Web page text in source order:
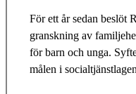
För ett år sedan beslöt
granskning av
för barn och unga.
målen i